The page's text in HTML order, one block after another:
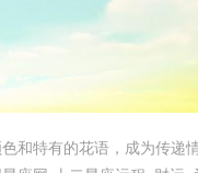
和特有的花语，成为传递